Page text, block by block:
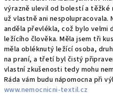
výrazně ulevil od bolestí a těžké
už vlastně ani nespolupracovala.
anděla převlékla, což bylo velmi
ležícího člověka. Měla jsem tři
měla obléknutý ležící osoba,
na praní, a třetí byl čistý
vlastní zkušenosti tedy mohu
Ráda vám budu nápomocna při
www.nemocnicni-textil.cz